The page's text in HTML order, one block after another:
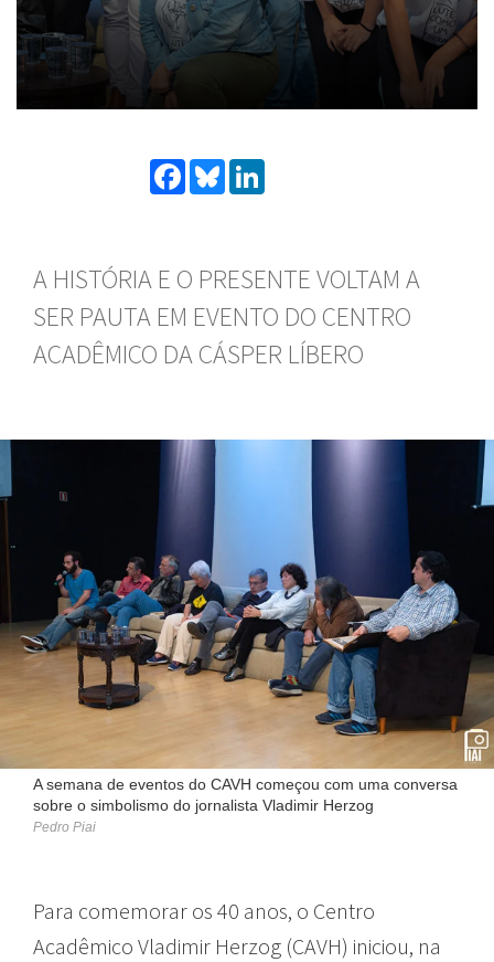
Facebook
Bluesky
A HISTÓRIA E O PRESENTE VOLTAM A
SER PAUTA EM EVENTO DO CENTRO
ACADÊMICO DA CÁSPER LÍBERO
A semana de eventos do CAVH começou com uma conversa
sobre o simbolismo do jornalista Vladimir Herzog
Pedro Piai
Para comemorar os 40 anos, o Centro
Acadêmico Vladimir Herzog (CAVH) iniciou, na